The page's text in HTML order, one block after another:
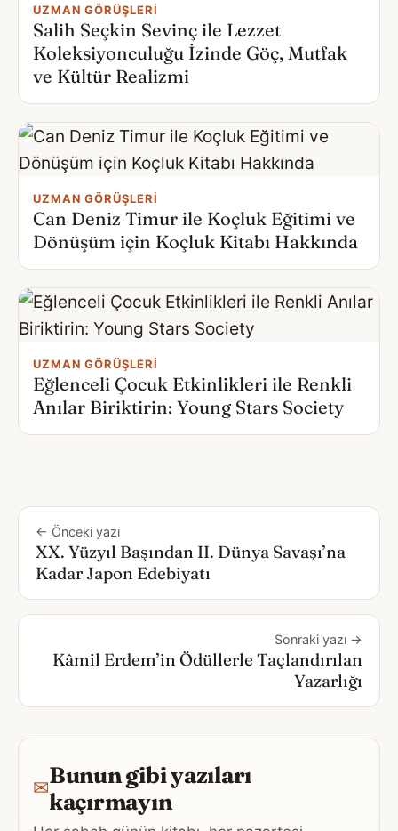
UZMAN GÖRÜŞLERI
Salih Seçkin Sevinç ile Lezzet
Koleksiyonculuğu İzinde Göç, Mutfak
ve Kültür Realizmi
UZMAN GÖRÜŞLERI
Can Deniz Timur ile Koçluk Eğitimi ve
Dönüşüm için Koçluk Kitabı Hakkında
UZMAN GÖRÜŞLERI
Eğlenceli Çocuk Etkinlikleri ile Renkli
Anılar Biriktirin: Young Stars Society
← Önceki yazı
XX. Yüzyıl Başından II. Dünya Savaşı’na
Kadar Japon Edebiyatı
Sonraki yazı →
Kâmil Erdem’in Ödüllerle Taçlandırılan
Yazarlığı
✉Bunun gibi yazıları
kaçırmayın